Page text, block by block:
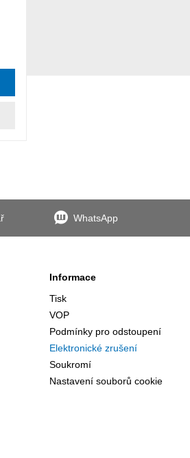
WhatsApp
Informace
Tisk
VOP
Podmínky pro odstoupení
Elektronické zrušení
Soukromí
Nastavení souborů cookie